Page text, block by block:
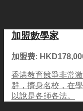
加盟數學家
加盟费:
香港教育競爭非常
群，擠身名校，在
以說是各師各法。